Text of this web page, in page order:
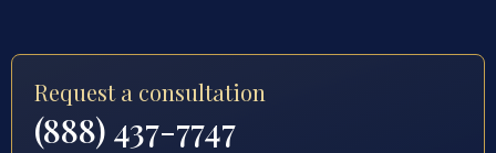
Request a consultation
(888) 437-7747